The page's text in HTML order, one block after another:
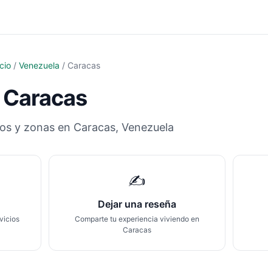
/ Venezuela / Caracas
Caracas
y zonas en Caracas, Venezuela
✍️
Dejar una reseña
Comparte tu experiencia viviendo en
Caracas